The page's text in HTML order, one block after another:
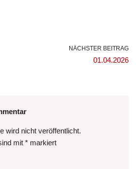
NÄCHSTER BEITRAG
01.04.2026
wird nicht veröffentlicht.
mit * markiert